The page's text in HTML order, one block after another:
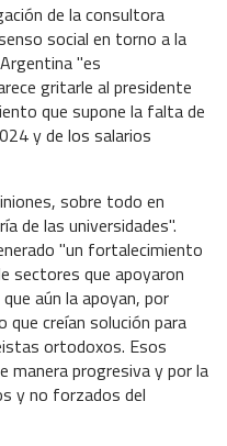
de la consultora
social en torno a la
"es
gritarle al presidente
que supone la falta de
y de los salarios
sobre todo en
de las universidades".
"un fortalecimiento
sectores que apoyaron
aún la apoyan, por
que creían solución para
ortodoxos. Esos
manera progresiva y por la
y no forzados del